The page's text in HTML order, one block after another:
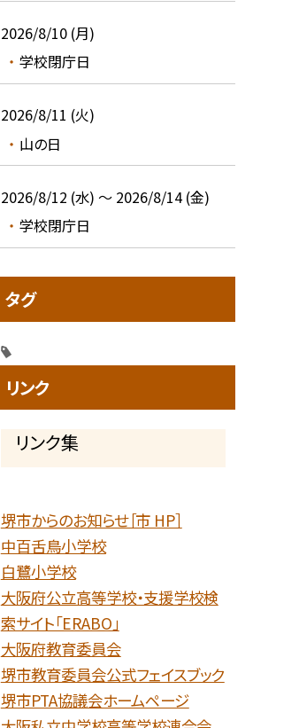
2026/8/10 (月)
学校閉庁日
2026/8/11 (火)
山の日
2026/8/12 (水) ～ 2026/8/14 (金)
学校閉庁日
タグ
リンク
リンク集
堺市からのお知らせ［市 HP］
中百舌鳥小学校
白鷺小学校
大阪府公立高等学校・支援学校検
索サイト「ERABO」
大阪府教育委員会
堺市教育委員会公式フェイスブック
堺市PTA協議会ホームページ